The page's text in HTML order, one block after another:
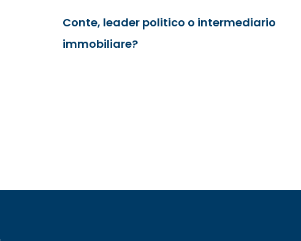
Conte, leader politico o intermediario
immobiliare?